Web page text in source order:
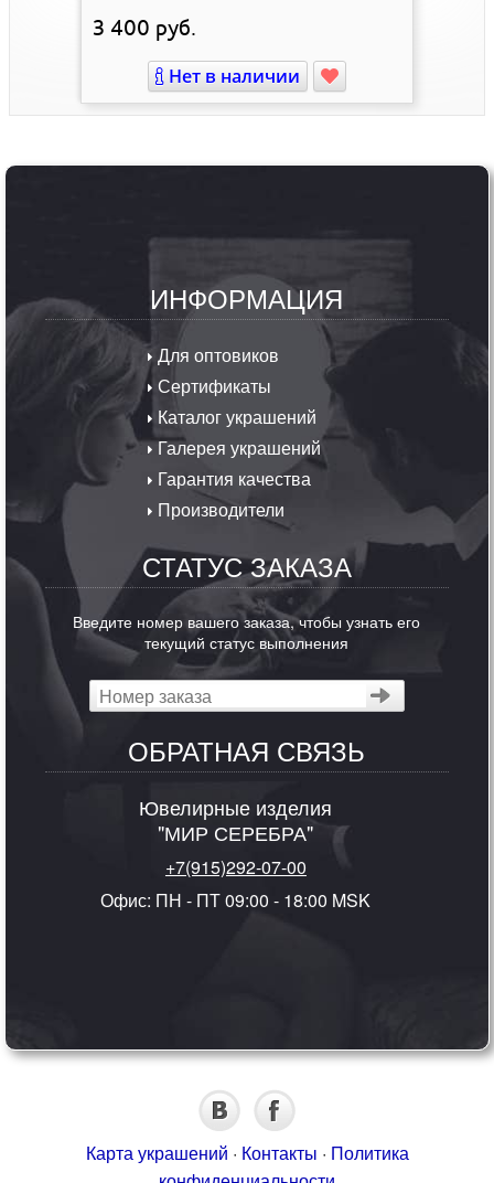
3 400 руб.
Нет в наличии
ИНФОРМАЦИЯ
Для оптовиков
Сертификаты
Каталог украшений
Галерея украшений
Гарантия качества
Производители
СТАТУС ЗАКАЗА
Введите номер вашего заказа, чтобы узнать его
текущий статус выполнения
ОБРАТНАЯ СВЯЗЬ
Ювелирные изделия
"МИР СЕРЕБРА"
+7(915)292-07-00
Офис: ПН - ПТ 09:00 - 18:00 MSK
Карта украшений · Контакты · Политика